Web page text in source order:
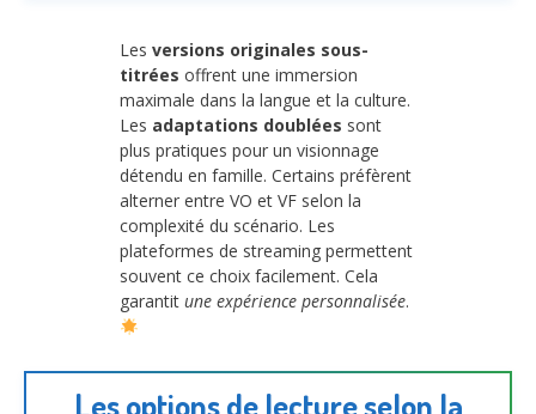
Les versions originales sous-
titrées offrent une immersion
maximale dans la langue et la culture.
Les adaptations doublées sont
plus pratiques pour un visionnage
détendu en famille. Certains préfèrent
alterner entre VO et VF selon la
complexité du scénario. Les
plateformes de streaming permettent
souvent ce choix facilement. Cela
garantit une expérience personnalisée.
Les options de lecture selon la